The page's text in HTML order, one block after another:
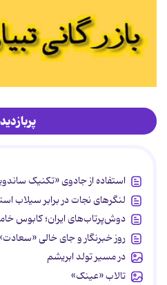
استفاده از جادوی «تکنیک
لنگرهای نجات در برابر سیلاب
دوش‌پرتاب‌های ایران؛ کابوس
روز خبرنگار و جای خالی
در مسیر تولد ابریشم
تالاب «عینک»